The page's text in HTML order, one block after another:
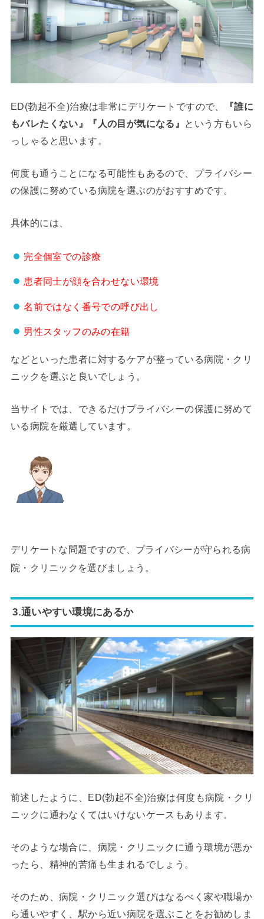
ED(勃起不全)治療は非常にデリケートですので、
『誰に
もバレたくない』『人の目が気になる』
という方もいら
っしゃると思います。
何度も通うことになる可能性もあるので、プライバシー
の保護に努めている病院を選ぶのがおすすめです。
具体的には、
完全個室での診療
患者同士が顔を合わせない環境
名前ではなく番号での呼び出し
男性スタッフのみの在籍
などといった患者に対するケアが整っている病院・クリ
ニックを選ぶと良いでしょう。
当サイトでは、できるだけプライバシーの保護に努めて
いる病院を厳選しています。
デリケートな問題ですので、プライバシーが守られる病
院・クリニックを選びましょう。
3.通いやすい環境にあるか
前述したように、ED(勃起不全)治療は何度も病院・クリ
ニックに通わなくてはいけないケースもあります。
そのような場合に、病院・クリニックに通う環境が悪か
ったら、精神的苦痛も生まれるでしょう。
そのため、病院・クリニック選びはなるべく家や職場か
ら通いやすく、駅から近い病院を選ぶことをお勧めしま